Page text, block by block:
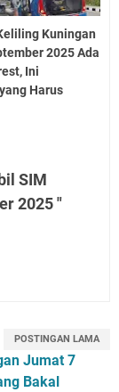
Kuningan
2025 Ada
Ini
Harus
SIM
2025 "
POSTINGAN LAMA
Jumat 7
Bakal